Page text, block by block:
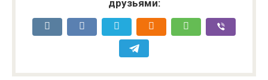
друзьями: